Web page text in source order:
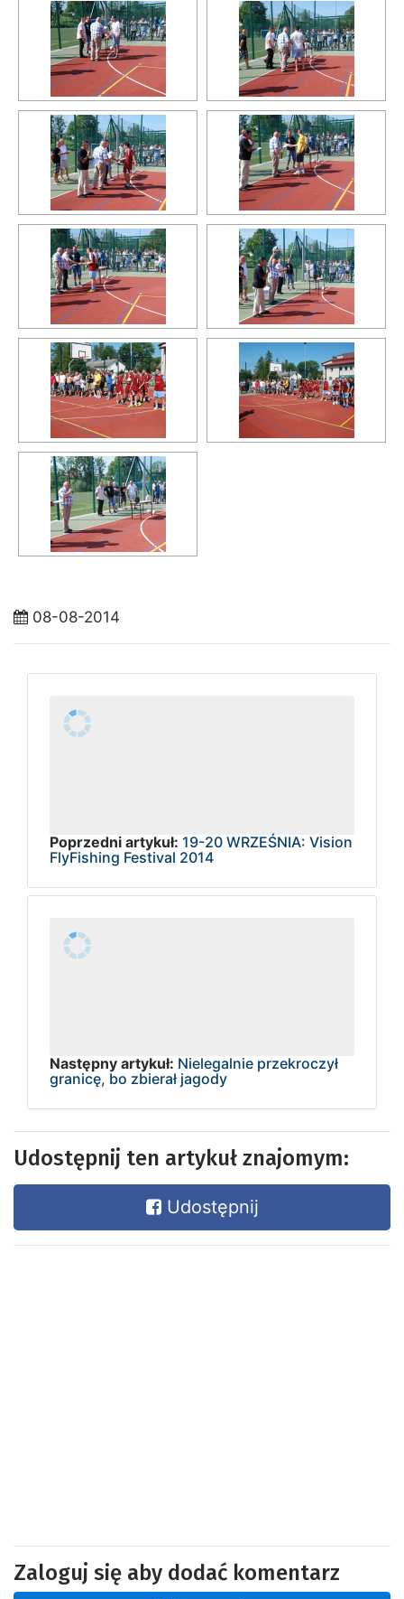
08-08-2014
Poprzedni artykuł: 19-20 WRZEŚNIA: Vision
FlyFishing Festival 2014
Następny artykuł: Nielegalnie przekroczył
granicę, bo zbierał jagody
Udostępnij ten artykuł znajomym:
Udostępnij
Zaloguj się aby dodać komentarz